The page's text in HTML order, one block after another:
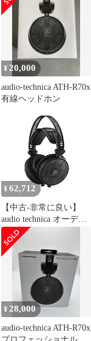
¥ 20,000
audio-technica ATH-R70x
有線ヘッドホン
¥ 62,712
【中古-非常に良い】
audio technica オーディ
オテクニカ プロフェッ
ショナルオープンバッ
クリファレンスヘッド
ホン ATH-R70X 開放型
ミキシング モニター
¥ 28,000
audio-technica ATH-R70x